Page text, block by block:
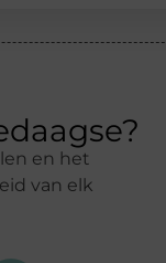
en het
van elk